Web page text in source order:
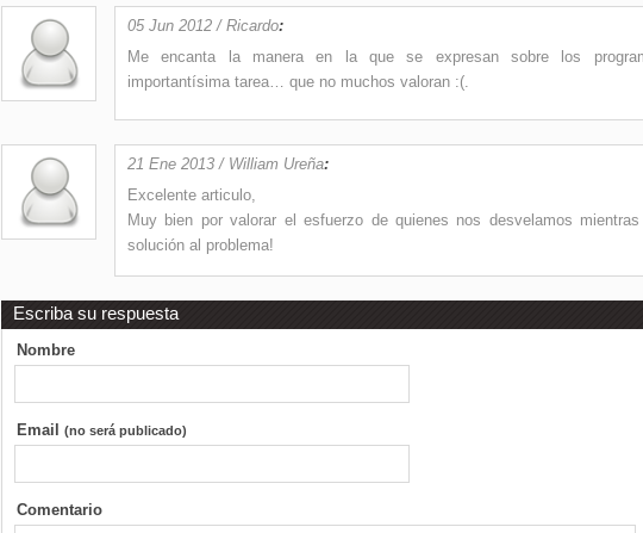
05 Jun 2012 / Ricardo:
Me encanta la manera en la que se expresan sobre los
importantísima tarea… que no muchos valoran :(.
21 Ene 2013 / William Ureña:
Excelente articulo,
Muy bien por valorar el esfuerzo de quienes nos desvelamos
solución al problema!
Escriba su respuesta
Nombre
Email (no será publicado)
Comentario